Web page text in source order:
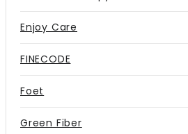
Enjoy Care
FINECODE
Foet
Green Fiber